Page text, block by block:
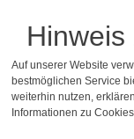
Auf unserer Website
bestmöglichen Service
weiterhin nutzen,
Informationen zu
persönlicher Beratung,
entstehen
gesundes, harmonisches